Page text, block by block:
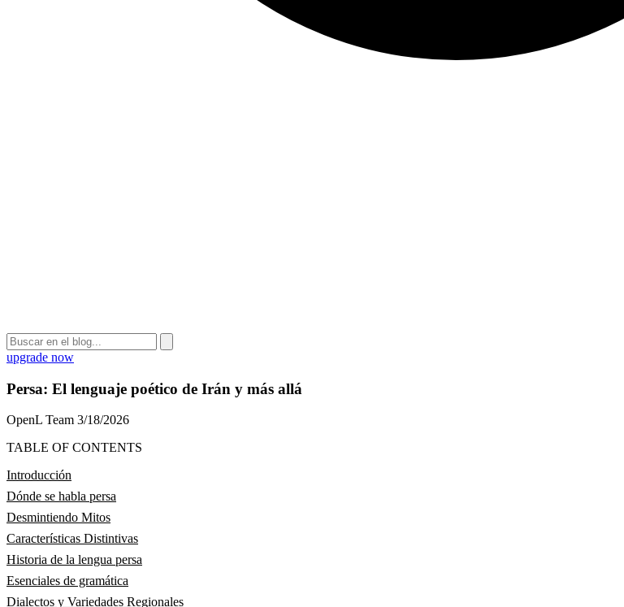
upgrade now
Persa: El lenguaje poético de Irán y más allá
OpenL Team 3/18/2026
TABLE OF CONTENTS
Introducción
Dónde se habla persa
Desmintiendo Mitos
Características Distintivas
Historia de la lengua persa
Esenciales de gramática
Dialectos y Variedades Regionales